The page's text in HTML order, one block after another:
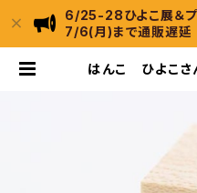
6/25-28ひよこ展＆プ
7/6(月)まで通販遅延
はんこ ひよこ